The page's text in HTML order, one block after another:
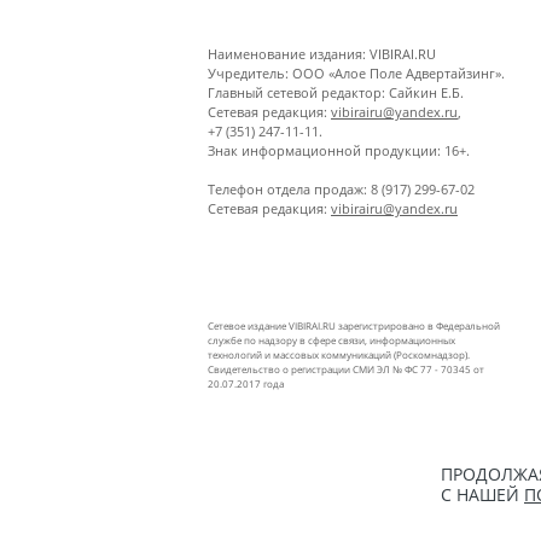
Наименование издания: VIBIRAI.RU
Учредитель: ООО «Алое Поле Адвертайзинг».
Главный сетевой редактор: Сайкин Е.Б.
Сетевая редакция: vibirairu@yandex.ru
+7 (351) 247-11-11.
Знак информационной продукции: 16+.
Телефон отдела продаж: 8 (917) 299-67-02
Сетевая редакция: vibirairu@yandex.ru
Сетевое издание VIBIRAI.RU зарегистрировано в Федеральной
службе по надзору в сфере связи, информационных
технологий и массовых коммуникаций (Роскомнадзор).
Свидетельство о регистрации СМИ ЭЛ № ФС 77 - 70345 от
20.07.2017 года
С НАШЕЙ